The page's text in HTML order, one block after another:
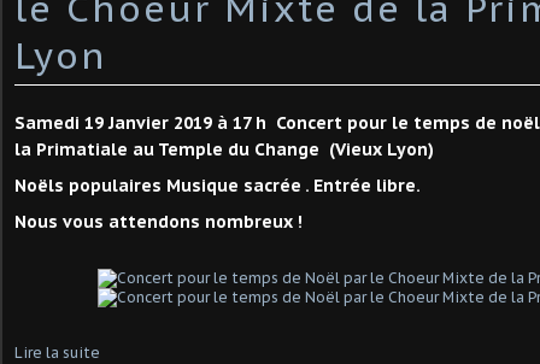
Lyon
Samedi 19 Janvier 2019 à 17 h Concert pour le temps de
la Primatiale au Temple du Change (Vieux Lyon)
Noëls populaires Musique sacrée . Entrée libre.
Nous vous attendons nombreux !
Lire la suite